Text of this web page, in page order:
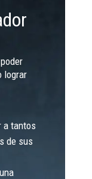
lograr
a tantos
de sus